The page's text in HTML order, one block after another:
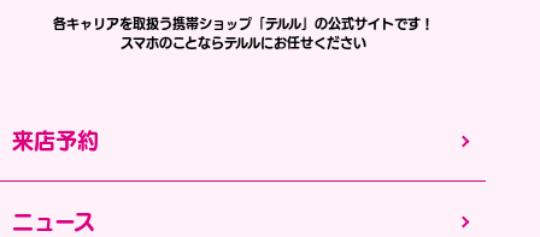
来店予約
ニュース
各キャリアを取扱う携帯ショップ「テルル」の公式サイトです！
スマホのことならテルルにお任せください